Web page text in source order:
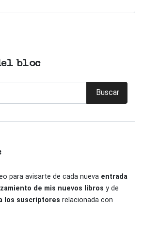
bloc
Buscar
para avisarte de cada nueva entrada
de mis nuevos libros y de
los suscriptores relacionada con